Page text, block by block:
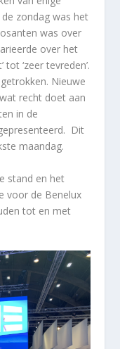
zondag was het
was over
over het
‘zeer tevreden’.
Nieuwe
recht doet aan
in de
Dit
maandag.
stand en het
voor de Benelux
tot en met